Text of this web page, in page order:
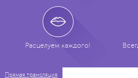
Расцелуем каждого!
Прямая трансляция